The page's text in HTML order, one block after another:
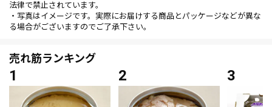
法律で禁止されています。
・写真はイメージです。実際にお届けする商品とパッケージなどが異な
る場合がございますのでご了承下さい。
売れ筋ランキング